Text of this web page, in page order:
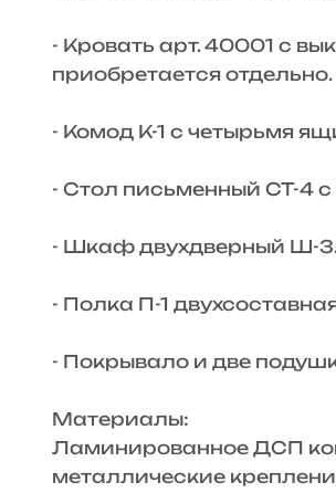
- Кровать арт. 40001 с
приобретается отдельно.
- Комод К-1 с четырьмя
- Стол письменный СТ-4
- Шкаф двухдверный Ш-3.
- Полка П-1
- Покрывало и две
Материалы:
Ламинированное ДСП
металлические